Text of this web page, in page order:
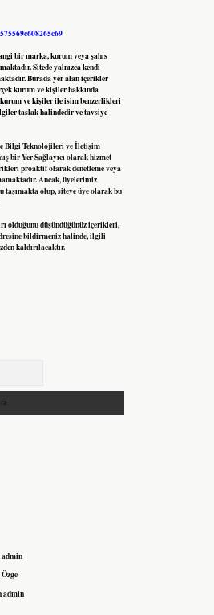
bir marka, kurum veya şahıs
Sitede yalnızca kendi
Burada yer alan içerikler
kurum ve kişiler hakkında
kurum ve kişiler ile isim benzerlikleri
taslak halindedir ve tavsiye
Bilgi Teknolojileri ve İletişim
bir Yer Sağlayıcı olarak hizmet
proaktif olarak denetleme veya
Ancak, üyelerimiz
olup, siteye üye olarak bu
olduğunu düşündüğünüz içerikleri,
bildirmeniz halinde, ilgili
kaldırılacaktır.
admin
Özge
admin